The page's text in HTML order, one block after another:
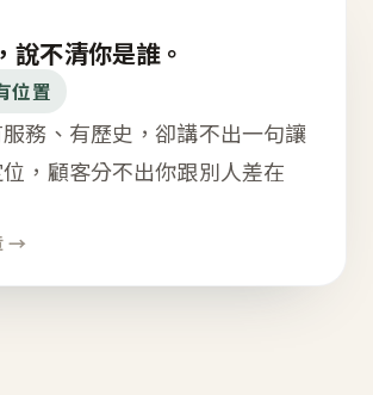
說不清你是誰。
位置
務、有歷史，卻講不出一句讓
，顧客分不出你跟別人差在
→